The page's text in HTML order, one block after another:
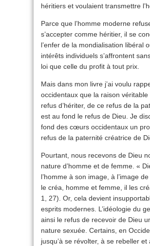
héritiers et voulaient transmettre
Parce que l’homme moderne
s’accepter comme héritier, il se
l’enfer de la mondialisation libéral
intérêts individuels s’affrontent
loi que celle du profit à tout prix.
Mais dans mon livre j’ai voulu
occidentaux que la raison véritable
refus d’hériter, de ce refus de la
est au fond le refus de Dieu. Je
fond des cœurs occidentaux un
refus de la paternité créatrice de
Pourtant, nous recevons de Dieu
nature d’homme et de femme. «
l’homme à son image, à l’image
le créa, homme et femme, il les
1, 27). Or, cela devient
esprits modernes. L’idéologie du
ainsi le refus de recevoir de Dieu
nature sexuée. Certains, en
jusqu’à se révolter, à se rebeller et